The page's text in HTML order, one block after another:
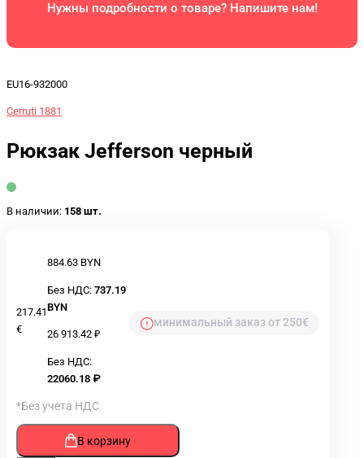
Нужны подробности о товаре? Напишите нам!
EU16-932000
Cerruti 1881
Рюкзак Jefferson черный
В наличии: 158 шт.
217.41
€
884.63 BYN
Без НДС:737.19
BYN
26 913.42 ₽
Без НДС:
22060.18 ₽
минимальный заказ от 250€
*Без учета НДС
В корзину